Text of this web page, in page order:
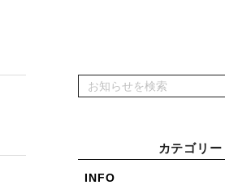
カテゴリー
INFO